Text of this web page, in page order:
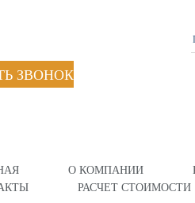
ЗВОНОК
О КОМПАНИИ
РАСЧЕТ СТОИМОСТИ